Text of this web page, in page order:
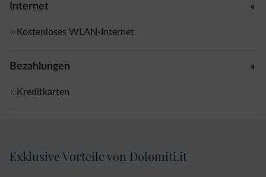
Internet
Kostenloses WLAN-Internet
Bezahlungen
Kreditkarten
Exklusive Vorteile von Dolomiti.it